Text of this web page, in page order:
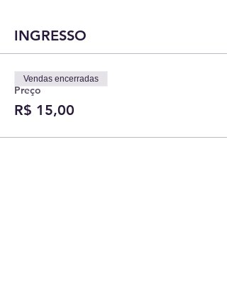
INGRESSO
Preço
R$ 15,00
Vendas encerradas